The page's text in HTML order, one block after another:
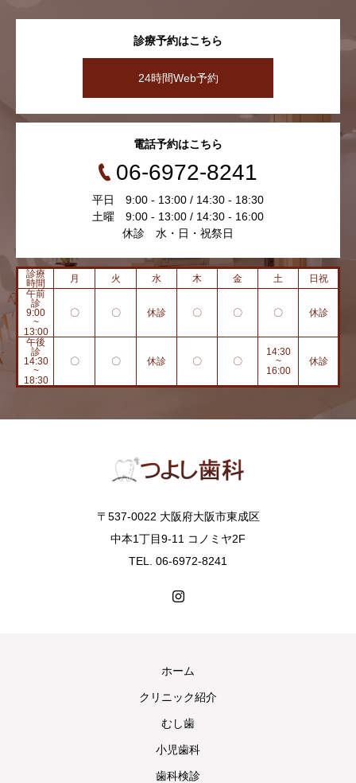
診療予約はこちら
24時間Web予約
電話予約はこちら
06-6972-8241
平日 9:00 - 13:00 / 14:30 - 18:30
土曜 9:00 - 13:00 / 14:30 - 16:00
休診 水・日・祝祭日
診療
時間
月 火 水 木 金 土
日祝
午前
診
9:00
~
13:00
〇 〇 休診 〇 〇 〇 休診
午後
診
14:30
~
18:30
〇 〇 休診 〇 〇
14:30
~
16:00
休診
〒537-0022 大阪府大阪市東成区
中本1丁目9-11 コノミヤ2F
TEL. 06-6972-8241
ホーム
クリニック紹介
むし歯
小児歯科
歯科検診